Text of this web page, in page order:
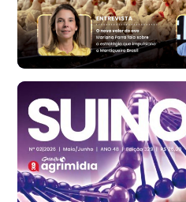
cx
Ovo Branco - Regional
Santa Maria do Jetibá (ES)
R$ 140,74
cx
Ovo Branco - Regional
Recife (PE)
R$ 147,74
cx